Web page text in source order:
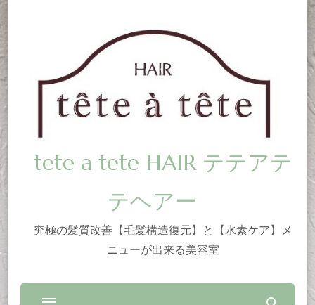
tete a tete HAIR テテアテ
テヘアー
究極の髪質改善【毛髪構造復元】と【水素ケア】メ
ニューが出来る美容室